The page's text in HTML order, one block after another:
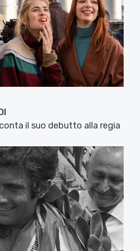
il suo debutto alla regia